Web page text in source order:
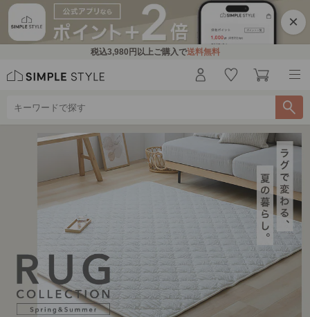
×
税込3,980円 以上ご購入で送料無料